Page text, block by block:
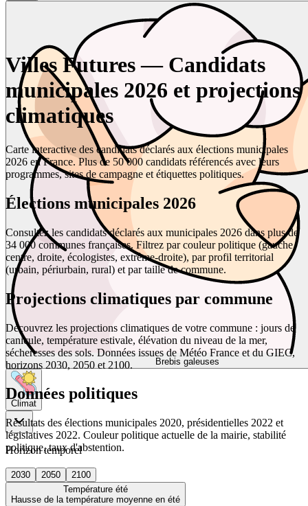
Brebis galeuses
Climat
Horizon temporel
2030 2050
2100
Température été
Hausse de la température moyenne en été
Villes Futures — Candidats
municipales 2026 et projections
climatiques
Carte interactive des candidats déclarés aux élections municipales
2026 en France. Plus de 50 000 candidats référencés avec leurs
programmes, sites de campagne et étiquettes politiques.
Élections municipales 2026
Consultez les candidats déclarés aux municipales 2026 dans plus de
34 000 communes françaises. Filtrez par couleur politique (gauche,
centre, droite, écologistes, extrême-droite), par profil territorial
(urbain, périurbain, rural) et par taille de commune.
Projections climatiques par commune
Découvrez les projections climatiques de votre commune : jours de
canicule, température estivale, élévation du niveau de la mer,
sécheresses des sols. Données issues de Météo France et du GIEC,
horizons 2030, 2050 et 2100.
Données politiques
Résultats des élections municipales 2020, présidentielles 2022 et
législatives 2022. Couleur politique actuelle de la mairie, stabilité
politique, taux d'abstention.